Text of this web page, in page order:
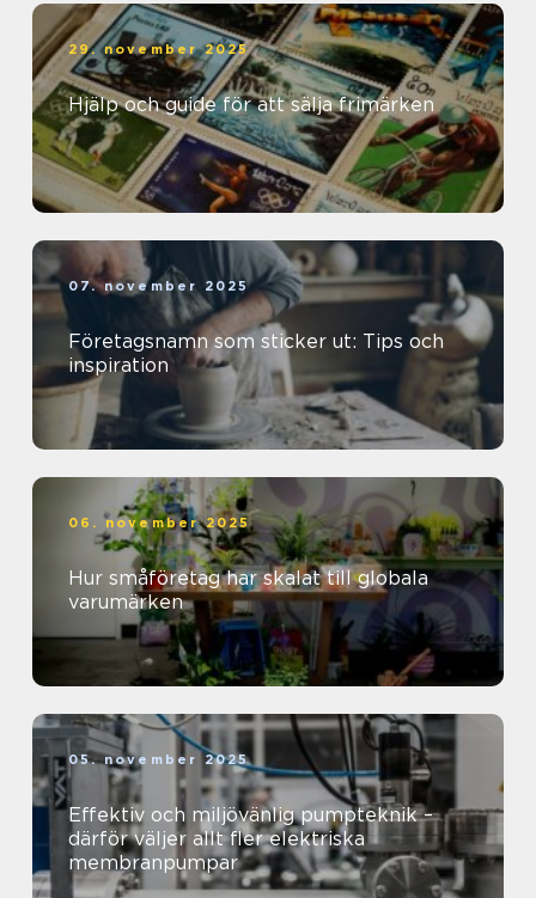
29. november 2025
Hjälp och guide för att sälja frimärken
07. november 2025
Företagsnamn som sticker ut: Tips och
inspiration
06. november 2025
Hur småföretag har skalat till globala
varumärken
05. november 2025
Effektiv och miljövänlig pumpteknik –
därför väljer allt fler elektriska
membranpumpar